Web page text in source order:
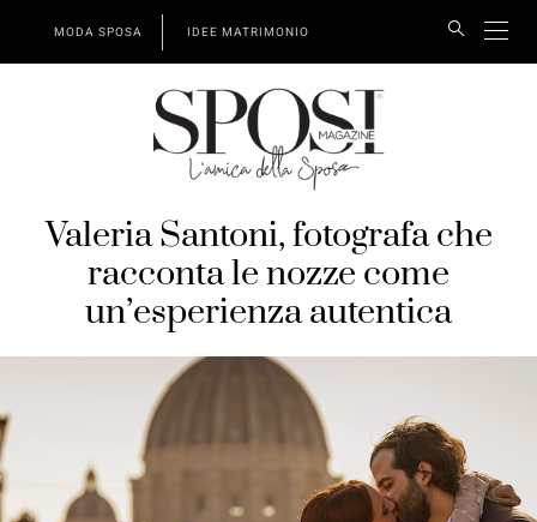
MODA SPOSA IDEE MATRIMONIO
Valeria Santoni, fotografa che
racconta le nozze come
un’esperienza autentica